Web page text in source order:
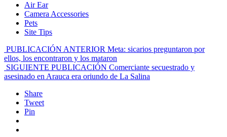
Air Ear
Camera Accessories
Pets
Site Tips
PUBLICACIÓN ANTERIOR Meta: sicarios preguntaron por
ellos, los encontraron y los mataron
SIGUIENTE PUBLICACIÓN Comerciante secuestrado y
asesinado en Arauca era oriundo de La Salina
Share
Tweet
Pin